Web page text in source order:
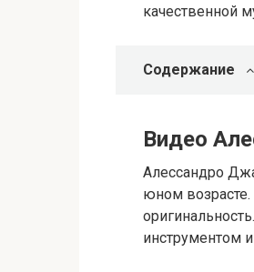
качественной
Содержание
Видео
Алессандро
юном возрасте.
инструментом